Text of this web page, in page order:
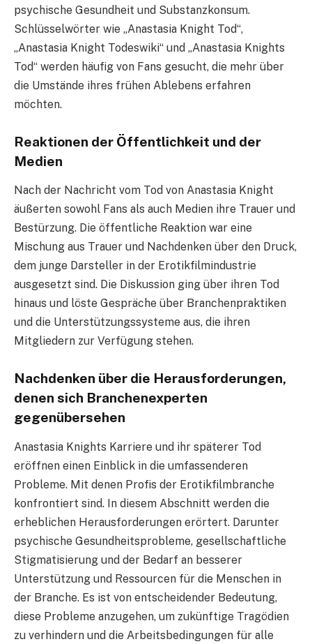
psychische Gesundheit und Substanzkonsum.
Schlüsselwörter wie „Anastasia Knight Tod“,
„Anastasia Knight Todeswiki“ und „Anastasia Knights
Tod“ werden häufig von Fans gesucht, die mehr über
die Umstände ihres frühen Ablebens erfahren
möchten.
Reaktionen der Öffentlichkeit und der
Medien
Nach der Nachricht vom Tod von Anastasia Knight
äußerten sowohl Fans als auch Medien ihre Trauer und
Bestürzung. Die öffentliche Reaktion war eine
Mischung aus Trauer und Nachdenken über den Druck,
dem junge Darsteller in der Erotikfilmindustrie
ausgesetzt sind. Die Diskussion ging über ihren Tod
hinaus und löste Gespräche über Branchenpraktiken
und die Unterstützungssysteme aus, die ihren
Mitgliedern zur Verfügung stehen.
Nachdenken über die Herausforderungen,
denen sich Branchenexperten
gegenübersehen
Anastasia Knights Karriere und ihr späterer Tod
eröffnen einen Einblick in die umfassenderen
Probleme. Mit denen Profis der Erotikfilmbranche
konfrontiert sind. In diesem Abschnitt werden die
erheblichen Herausforderungen erörtert. Darunter
psychische Gesundheitsprobleme, gesellschaftliche
Stigmatisierung und der Bedarf an besserer
Unterstützung und Ressourcen für die Menschen in
der Branche. Es ist von entscheidender Bedeutung,
diese Probleme anzugehen, um zukünftige Tragödien
zu verhindern und die Arbeitsbedingungen für alle